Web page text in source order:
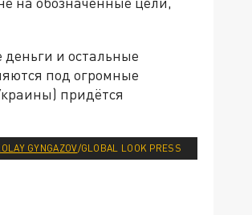
и остальные
под огромные
придётся
GYNGAZOV/GLOBAL LOOK PRESS